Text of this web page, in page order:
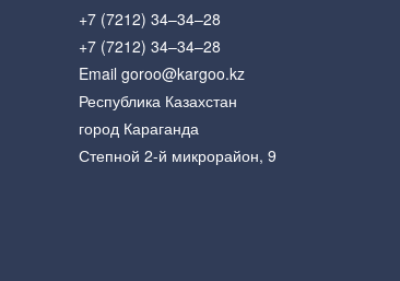
+7 (7212) 34–34–28
+7 (7212) 34–34–28
Email goroo@kargoo.kz
Республика Казахстан
город Караганда
Степной 2-й микрорайон, 9